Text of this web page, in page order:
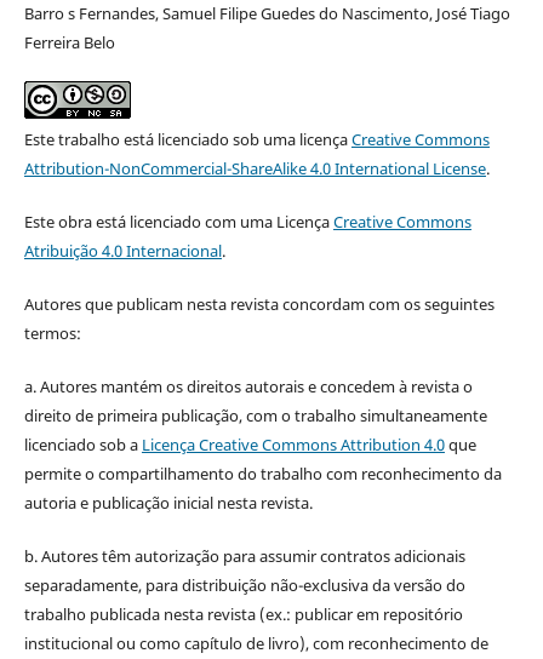
Barro s Fernandes, Samuel Filipe Guedes do Nascimento, José Tiago
Ferreira Belo
Este trabalho está licenciado sob uma licençaCreative Commons
Attribution-NonCommercial-ShareAlike 4.0 International License.
Este obra está licenciado com uma LicençaCreative Commons
Atribuição 4.0 Internacional.
Autores que publicam nesta revista concordam com os seguintes
termos:
a. Autores mantém os direitos autorais e concedem à revista o
direito de primeira publicação, com o trabalho simultaneamente
licenciado sob a Licença Creative Commons Attribution 4.0que
permite o compartilhamento do trabalho com reconhecimento da
autoria e publicação inicial nesta revista.
b. Autores têm autorização para assumir contratos adicionais
separadamente, para distribuição não-exclusiva da versão do
trabalho publicada nesta revista (ex.: publicar em repositório
institucional ou como capítulo de livro), com reconhecimento de